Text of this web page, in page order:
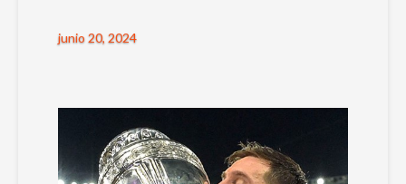
junio 20, 2024